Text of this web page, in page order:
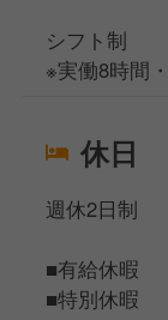
シフト制
※実働8時間
休日
週休2日制
■有給休暇
■特別休暇